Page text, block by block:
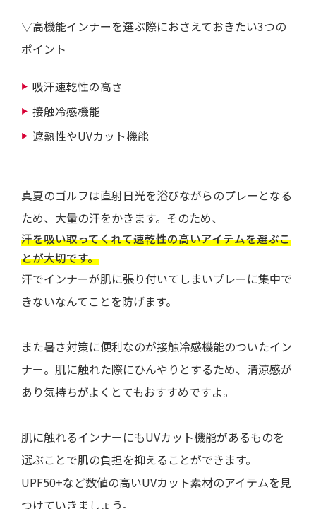
▽高機能インナーを選ぶ際におさえておきたい3つの
ポイント
吸汗速乾性の高さ
接触冷感機能
遮熱性やUVカット機能
真夏のゴルフは直射日光を浴びながらのプレーとなる
ため、大量の汗をかきます。そのため、
汗を吸い取ってくれて速乾性の高いアイテムを選ぶこ
とが大切です。
汗でインナーが肌に張り付いてしまいプレーに集中で
きないなんてことを防げます。
また暑さ対策に便利なのが接触冷感機能のついたイン
ナー。肌に触れた際にひんやりとするため、清涼感が
あり気持ちがよくとてもおすすめですよ。
肌に触れるインナーにもUVカット機能があるものを
選ぶことで肌の負担を抑えることができます。
UPF50+など数値の高いUVカット素材のアイテムを見
つけていきましょう。